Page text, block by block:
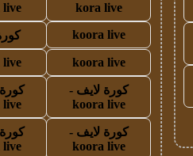
kora live
live
koora live
koora live
live
كورة لايف -
koora live
live
كورة لايف -
koora live
live